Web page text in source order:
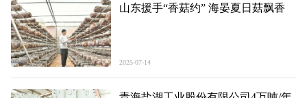
山东援手“香菇约” 海晏夏日菇飘香
2025-07-14